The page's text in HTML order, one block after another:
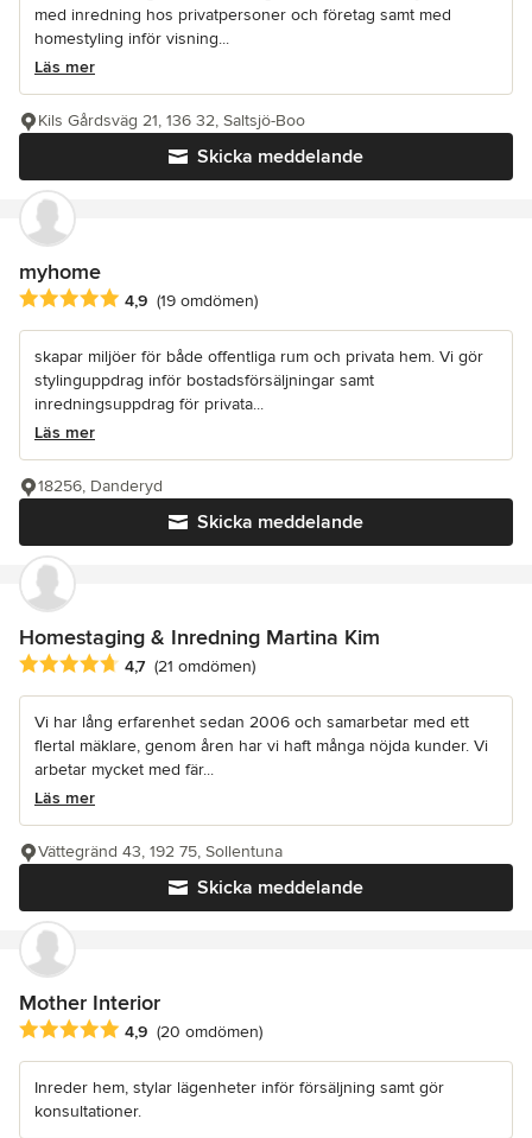
med inredning hos privatpersoner och företag samt med
homestyling inför visning...
Läs mer
Skicka meddelande
Kils Gårdsväg 21, 136 32, Saltsjö-Boo
myhome
Genomsnittligt omdöme: 4.9 av 5 stjärnor
4,9 (19 omdömen)
skapar miljöer för både offentliga rum och privata hem. Vi gör
stylinguppdrag inför bostadsförsäljningar samt
inredningsuppdrag för privata...
Läs mer
Skicka meddelande
18256, Danderyd
Homestaging & Inredning Martina Kim
Genomsnittligt omdöme: 4.7 av 5 stjärnor
4,7 (21 omdömen)
Vi har lång erfarenhet sedan 2006 och samarbetar med ett
flertal mäklare, genom åren har vi haft många nöjda kunder. Vi
arbetar mycket med fär...
Läs mer
Skicka meddelande
Vättegränd 43, 192 75, Sollentuna
Mother Interior
Genomsnittligt omdöme: 4.9 av 5 stjärnor
4,9 (20 omdömen)
Inreder hem, stylar lägenheter inför försäljning samt gör
konsultationer.